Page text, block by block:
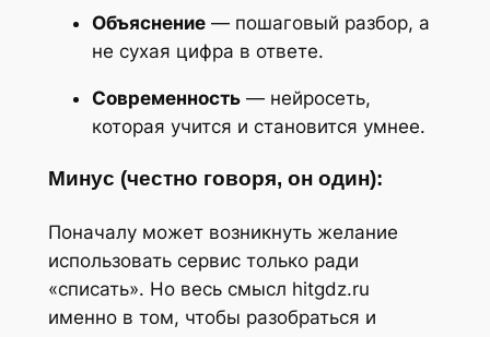
Объяснение— пошаговый разбор, а
не сухая цифра в ответе.
Современность— нейросеть,
которая учится и становится умнее.
Минус (честно говоря, он один):
Поначалу может возникнуть желание
использовать сервис только ради
«списать». Но весь смысл hitgdz.ru
именно в том, чтобы разобраться и